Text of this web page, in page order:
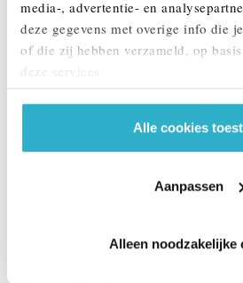
media-, advertentie- en
deze gegevens met overige info die
of die zij hebben verzameld, op
deze services.
Alle cookies
Aanpassen
Alleen noodzakelijke